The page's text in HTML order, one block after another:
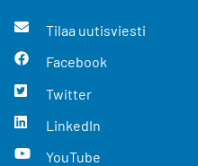
Tilaa uutisviesti
Facebook
Twitter
LinkedIn
YouTube